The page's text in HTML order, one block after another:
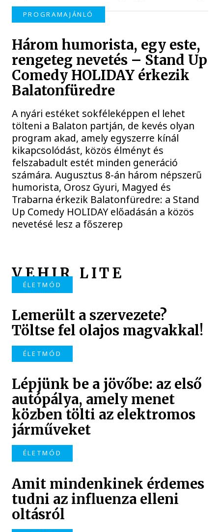
PROGRAMAJÁNLÓ
Három humorista, egy este,
rengeteg nevetés – Stand Up
Comedy HOLIDAY érkezik
Balatonfüredre
A nyári estéket sokféleképpen el lehet
tölteni a Balaton partján, de kevés olyan
program akad, amely egyszerre kínál
kikapcsolódást, közös élményt és
felszabadult estét minden generáció
számára. Augusztus 8-án három népszerű
humorista, Orosz Gyuri, Magyed és
Trabarna érkezik Balatonfüredre: a Stand
Up Comedy HOLIDAY előadásán a közös
nevetésé lesz a főszerep
VEHIR LITE
ÉLETMÓD
Lemerült a szervezete?
Töltse fel olajos magvakkal!
ÉLETMÓD
Lépjünk be a jövőbe: az első
autópálya, amely menet
közben tölti az elektromos
járműveket
ÉLETMÓD
Amit mindenkinek érdemes
tudni az influenza elleni
oltásról